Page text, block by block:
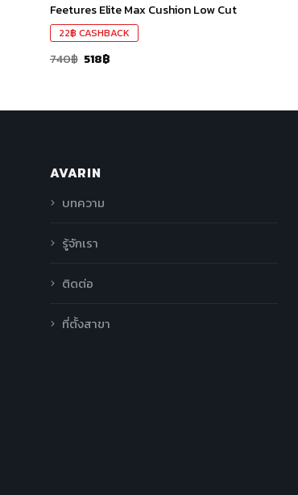
Feetures Elite Max Cushion Low Cut
22฿ CASHBACK
740฿ 518฿
AVARIN
บทความ
รู้จักเรา
ติดต่อ
ที่ตั้งสาขา